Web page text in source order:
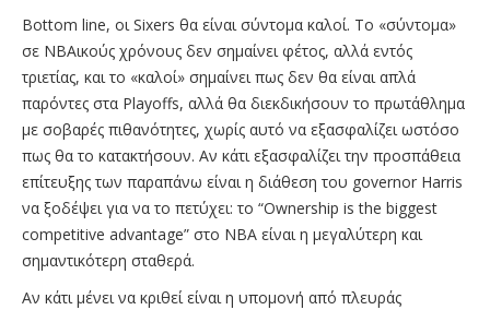
Bottom line, οι Sixers θα είναι σύντομα καλοί. Το «σύντομα»
σε NBAικούς χρόνους δεν σημαίνει φέτος, αλλά εντός
τριετίας, και το «καλοί» σημαίνει πως δεν θα είναι απλά
παρόντες στα Playoffs, αλλά θα διεκδικήσουν το πρωτάθλημα
με σοβαρές πιθανότητες, χωρίς αυτό να εξασφαλίζει ωστόσο
πως θα το κατακτήσουν. Αν κάτι εξασφαλίζει την προσπάθεια
επίτευξης των παραπάνω είναι η διάθεση του governor Harris
να ξοδέψει για να το πετύχει: το “Ownership is the biggest
competitive advantage” στο ΝΒΑ είναι η μεγαλύτερη και
σημαντικότερη σταθερά.
Αν κάτι μένει να κριθεί είναι η υπομονή από πλευράς